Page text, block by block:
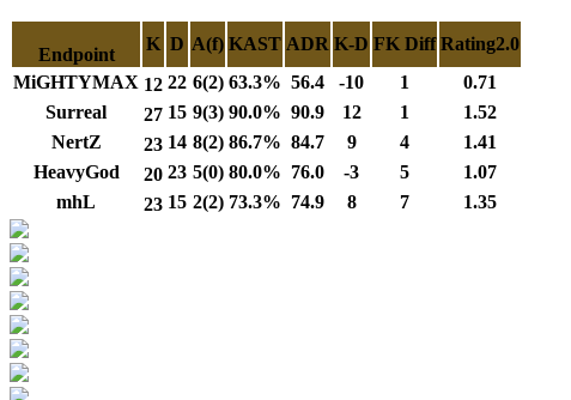
Endpoint
K D A(f) KAST ADR K-D FK Diff Rating2.0
MiGHTYMAX 12 22 6(2) 63.3% 56.4 -10 1
0.71
Surreal
27 15 9(3) 90.0% 90.9 12 1
1.52
NertZ
23 14 8(2) 86.7% 84.7 9 4
1.41
HeavyGod
20 23 5(0) 80.0% 76.0 -3 5
1.07
mhL
23 15 2(2) 73.3% 74.9 8 7 1.35